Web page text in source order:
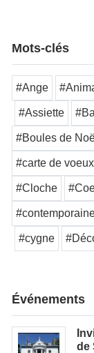
Mots-clés
#Ange
#Assiette
#Boules de
#carte de voeux
#Cloche
#cygne
Événements
de